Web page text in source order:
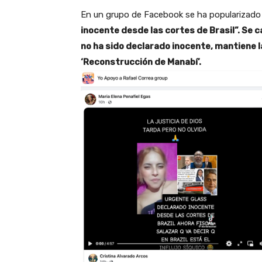
En un grupo de Facebook se ha
inocente desde las cortes de Brasil”. Se
no ha sido declarado inocente, mantiene
‘Reconstrucción de Manabí’.